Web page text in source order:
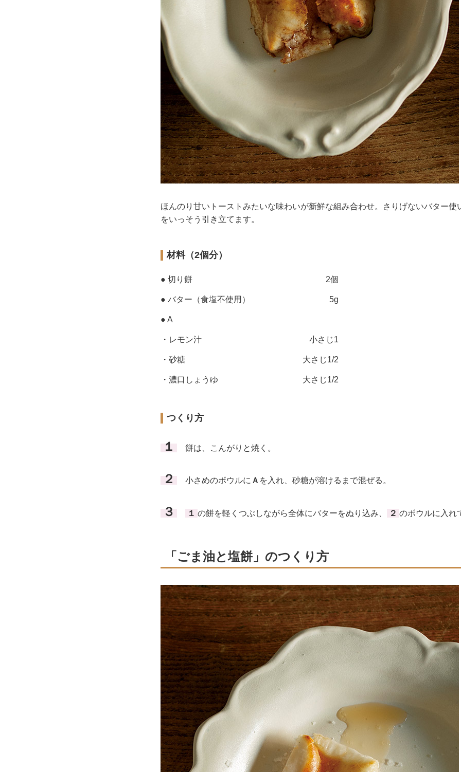
ほんのり甘いトーストみたいな味わいが新鮮な組み合わせ。さりげないバター使
をいっそう引き立てます。
材料（2個分）
● 切り餅 2個
● バター（食塩不使用） 5g
● A
・レモン汁 小さじ1
・砂糖 大さじ1/2
・濃口しょうゆ 大さじ1/2
つくり方
１ 餅は、こんがりと焼く。
２ 小さめのボウルに Ａ を入れ、砂糖が溶けるまで混ぜる。
３ １ の餅を軽くつぶしながら全体にバターをぬり込み、 ２ のボウルに入れ
「ごま油と塩餅」のつくり方